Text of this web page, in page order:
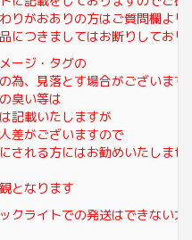
りがおありの方はご質問欄より
につきましてはお断りしており
ージ・タグの
為、見落とす場合がございます
臭い等は
記載いたしますが
差がございますので
される方にはお勧めいたしませ
となります
クライトでの発送はできない大